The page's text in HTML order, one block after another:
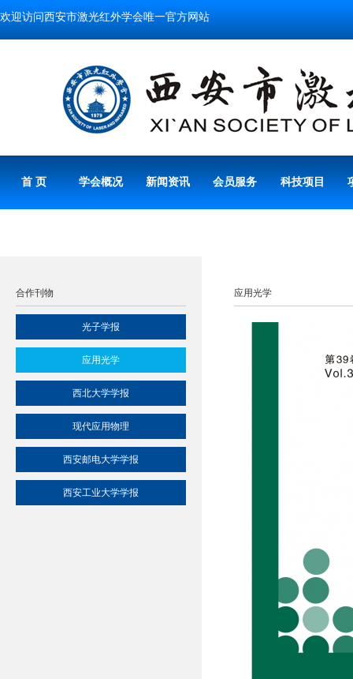
欢迎访问西安市激光红外学会唯一官方网站
首 页 学会概况 新闻资讯 会员服务 科技项目
合作刊物
光子学报
应用光学
西北大学学报
现代应用物理
西安邮电大学学报
西安工业大学学报
应用光学